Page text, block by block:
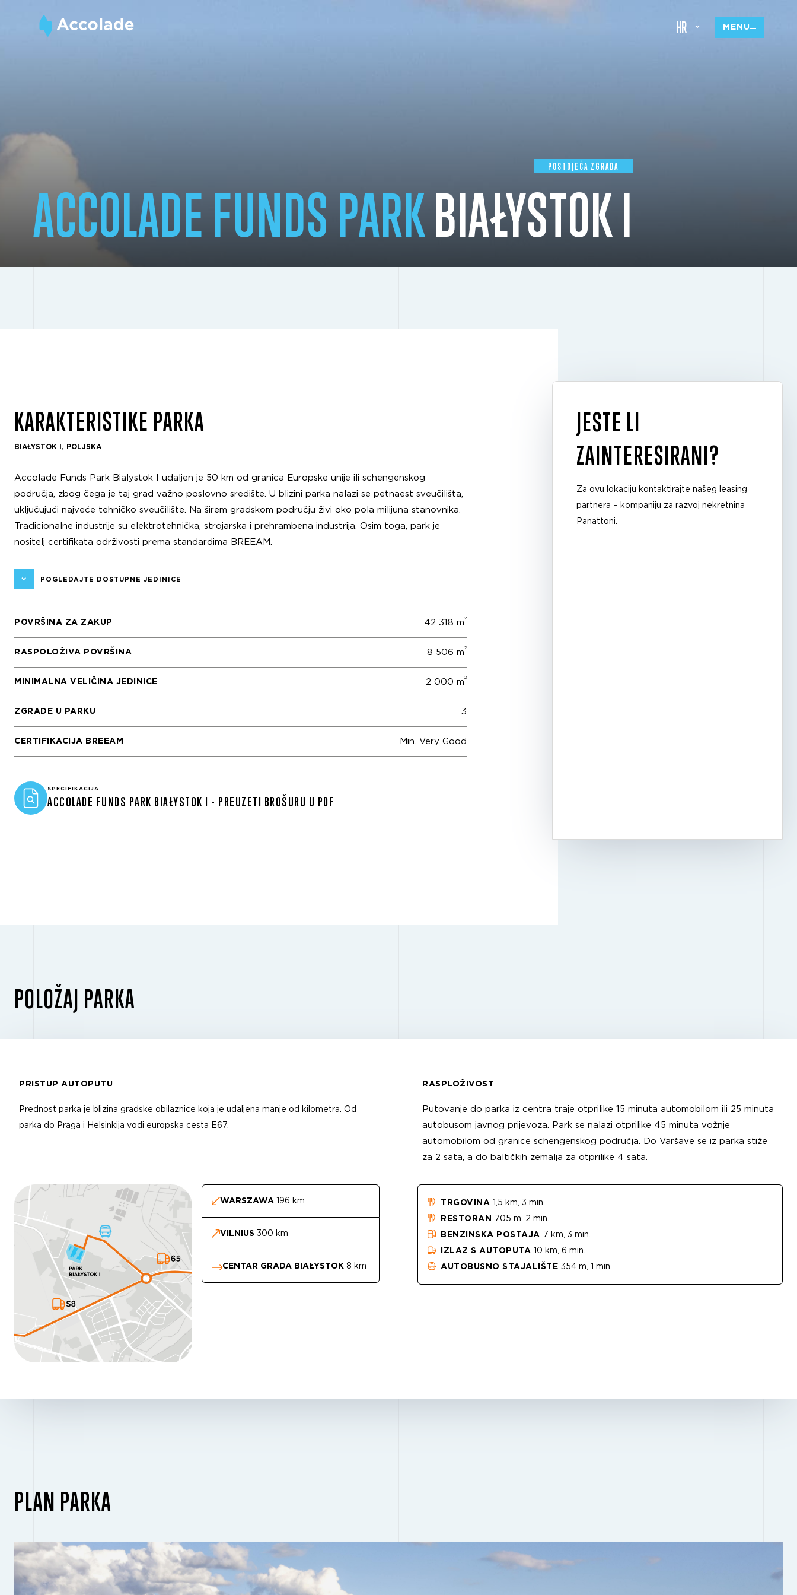
HR MENU
POSTOJEĆA ZGRADA
ACCOLADE FUNDS PARKBIAŁYSTOK I
KARAKTERISTIKE PARKA
BIAŁYSTOK I, POLJSKA
Accolade Funds Park Bialystok I udaljen je 50 km od granica Europske unije ili schengenskog
područja, zbog čega je taj grad važno poslovno središte. U blizini parka nalazi se petnaest sveučilišta,
uključujući najveće tehničko sveučilište. Na širem gradskom području živi oko pola milijuna stanovnika.
Tradicionalne industrije su elektrotehnička, strojarska i prehrambena industrija. Osim toga, park je
nositelj certifikata održivosti prema standardima BREEAM.
POGLEDAJTE DOSTUPNE JEDINICE
POVRŠINA ZA ZAKUP 42 318 m2
RASPOLOŽIVA POVRŠINA 8 506 m2
MINIMALNA VELIČINA JEDINICE 2 000 m2
ZGRADE U PARKU 3
CERTIFIKACIJA BREEAM Min. Very Good
SPECIFIKACIJA
ACCOLADE FUNDS PARK BIAŁYSTOK I - PREUZETI BROŠURU U PDF
JESTE LI
ZAINTERESIRANI?
Za ovu lokaciju kontaktirajte našeg leasing
partnera – kompaniju za razvoj nekretnina
Panattoni.
POLOŽAJ PARKA
PRISTUP AUTOPUTU
Prednost parka je blizina gradske obilaznice koja je udaljena manje od kilometra. Od
parka do Praga i Helsinkija vodi europska cesta E67.
RASPLOŽIVOST
Putovanje do parka iz centra traje otprilike 15 minuta automobilom ili 25 minuta
autobusom javnog prijevoza. Park se nalazi otprilike 45 minuta vožnje
automobilom od granice schengenskog područja. Do Varšave se iz parka stiže
za 2 sata, a do baltičkih zemalja za otprilike 4 sata.
WARSZAWA 196 km
VILNIUS 300 km
CENTAR GRADA BIAŁYSTOK 8 km
TRGOVINA
1,5 km, 3 min.
RESTORAN
705 m, 2 min.
BENZINSKA POSTAJA 7 km, 3 min.
IZLAZ S AUTOPUTA
10 km, 6 min.
AUTOBUSNO STAJALIŠTE 354 m, 1 min.
PLAN PARKA